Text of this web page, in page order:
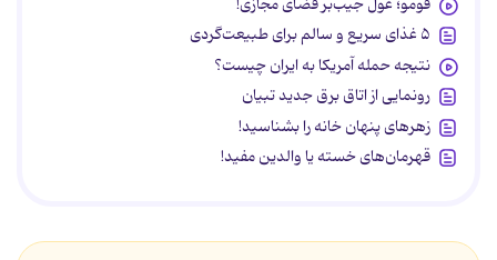
۵ غذای سریع و سالم برای طبیعت‌گردی
نتیجه حمله آمریکا به ایران چیست؟
رونمایی از اتاق برق جدید تبیان
زهرهای پنهان خانه را بشناسید!
قهرمان‌های خسته یا والدین مفید!